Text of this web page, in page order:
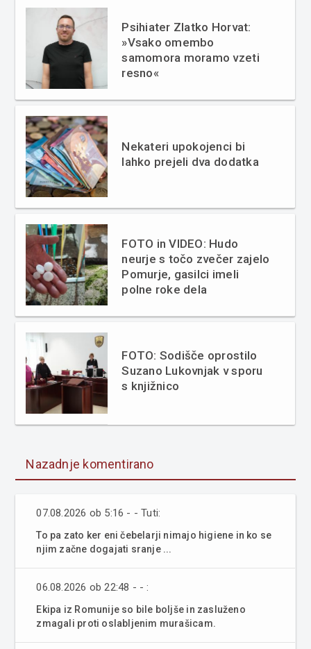
Psihiater Zlatko Horvat:
»Vsako omembo
samomora moramo vzeti
resno«
Nekateri upokojenci bi
lahko prejeli dva dodatka
FOTO in VIDEO: Hudo
neurje s točo zvečer zajelo
Pomurje, gasilci imeli
polne roke dela
FOTO: Sodišče oprostilo
Suzano Lukovnjak v sporu
s knjižnico
Nazadnje komentirano
07.08.2026 ob 5:16 - - Tuti:
To pa zato ker eni čebelarji nimajo higiene in ko se
njim začne dogajati sranje ...
06.08.2026 ob 22:48 - - :
Ekipa iz Romunije so bile boljše in zasluženo
zmagali proti oslabljenim murašicam.